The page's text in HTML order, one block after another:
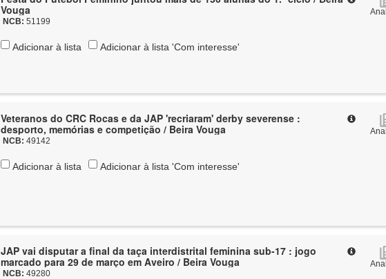
Vouga
NCB:51199
Adicionar à lista Adicionar à lista 'Com interesse'
Veteranos do CRC Rocas e da JAP 'recriaram' derby severense :
desporto, memórias e competição / Beira Vouga
NCB:49142
Adicionar à lista Adicionar à lista 'Com interesse'
JAP vai disputar a final da taça interdistrital feminina sub-17 : jogo
marcado para 29 de março em Aveiro / Beira Vouga
NCB:49280